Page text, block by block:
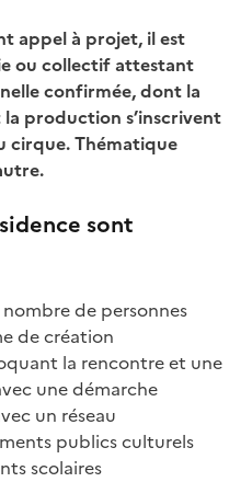
appel à projet, il est
ou collectif attestant
confirmée, dont la
production s’inscrivent
cirque. Thématique
sont
de personnes
de création
la rencontre et une
une démarche
un réseau
publics culturels
scolaires